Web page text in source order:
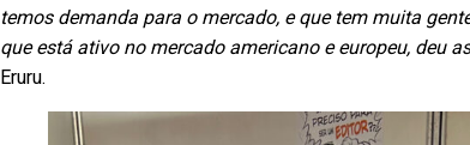
temos demanda para o mercado, e que tem muita
que está ativo no mercado americano e europeu, deu
Eruru.